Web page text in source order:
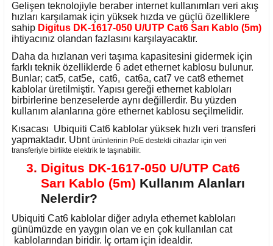
Gelişen teknolojiyle beraber internet kullanımları veri akış
hızları karşılamak için yüksek hızda ve güçlü özelliklere
sahip Digitus DK-1617-050 U/UTP Cat6 Sarı Kablo (5m)
ihtiyacınız olandan fazlasını karşılayacaktır.
Daha da hızlanan veri taşıma kapasitesini gidermek için
farklı teknik özelliklerde 6 adet ethernet kablosu bulunur.
Bunlar; cat5, cat5e, cat6, cat6a, cat7 ve cat8 ethernet
kablolar üretilmiştir. Yapısı gereği ethernet kabloları
birbirlerine benzeselerde aynı değillerdir. Bu yüzden
kullanım alanlarına göre ethernet kablosu seçilmelidir.
Kısacası Ubiquiti Cat6 kablolar yüksek hızlı veri transferi
yapmaktadır. Ubnt ürünlerinin PoE destekli cihazlar için veri
transferiyle birlikte elektrik te taşınabilir.
3. Digitus DK-1617-050 U/UTP Cat6
Sarı Kablo (5m) Kullanım Alanları
Nelerdir?
Ubiquiti Cat6 kablolar diğer adıyla ethernet kabloları
günümüzde en yaygın olan ve en çok kullanılan cat
kablolarından biridir. İç ortam için idealdir.